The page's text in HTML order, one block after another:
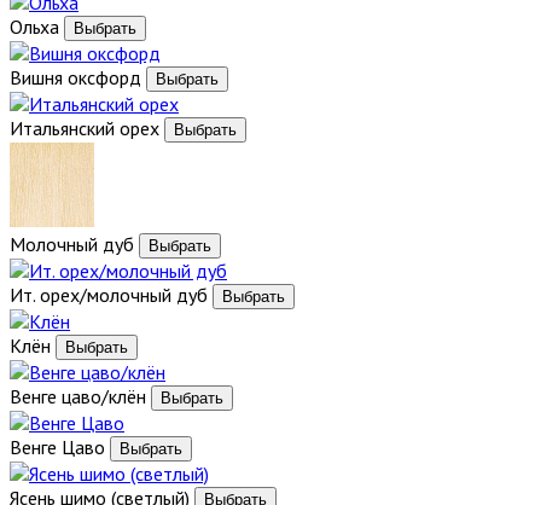
Ольха
Вишня оксфорд
Итальянский орех
Молочный дуб
Ит. орех/молочный дуб
Клён
Венге цаво/клён
Венге Цаво
Ясень шимо (светлый)